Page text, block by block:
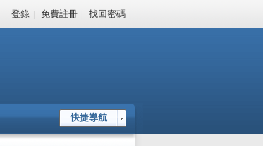
登錄 | 免費註冊 | 找回密碼 |
快捷導航